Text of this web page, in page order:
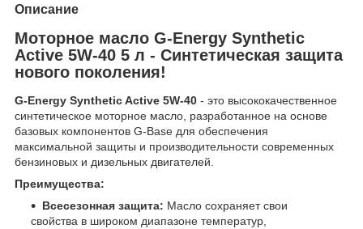
Описание
Моторное масло G-Energy Synthetic
Active 5W-40 5 л - Синтетическая защита
нового поколения!
G-Energy Synthetic Active 5W-40 - это высококачественное
синтетическое моторное масло, разработанное на основе
базовых компонентов G-Base для обеспечения
максимальной защиты и производительности современных
бензиновых и дизельных двигателей.
Преимущества:
Всесезонная защита: Масло сохраняет свои
свойства в широком диапазоне температур,